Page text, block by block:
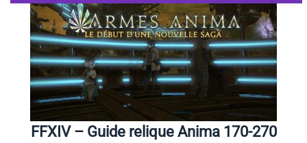
FFXIV – Guide relique Anima 170-270